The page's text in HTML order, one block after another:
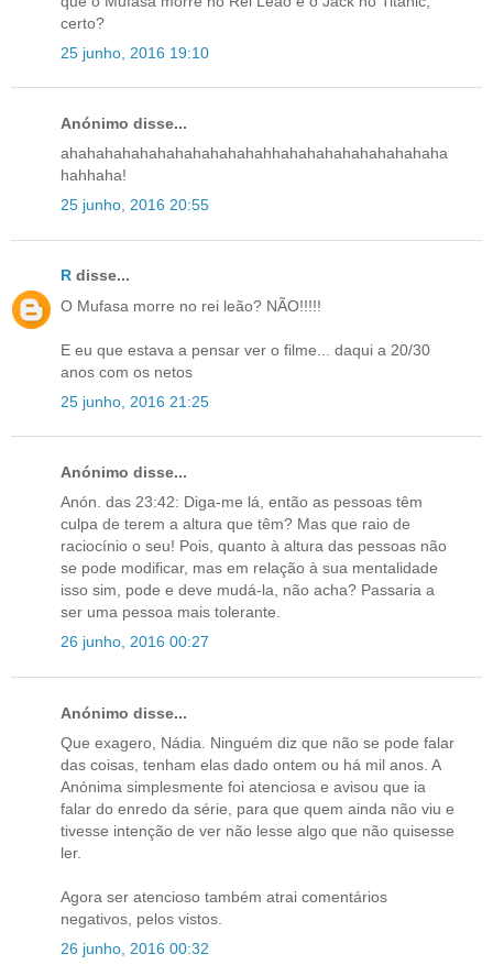
certo?
25 junho, 2016 19:10
Anónimo disse...
ahahahahahahahahahahahahhahahahahahahahahaha
hahhaha!
25 junho, 2016 20:55
R disse...
O Mufasa morre no rei leão? NÃO!!!!!
E eu que estava a pensar ver o filme... daqui a 20/30
anos com os netos
25 junho, 2016 21:25
Anónimo disse...
Anón. das 23:42: Diga-me lá, então as pessoas têm
culpa de terem a altura que têm? Mas que raio de
raciocínio o seu! Pois, quanto à altura das pessoas não
se pode modificar, mas em relação à sua mentalidade
isso sim, pode e deve mudá-la, não acha? Passaria a
ser uma pessoa mais tolerante.
26 junho, 2016 00:27
Anónimo disse...
Que exagero, Nádia. Ninguém diz que não se pode falar
das coisas, tenham elas dado ontem ou há mil anos. A
Anónima simplesmente foi atenciosa e avisou que ia
falar do enredo da série, para que quem ainda não viu e
tivesse intenção de ver não lesse algo que não quisesse
ler.
Agora ser atencioso também atrai comentários
negativos, pelos vistos.
26 junho, 2016 00:32